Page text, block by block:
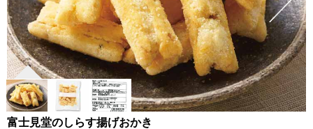
富士見堂のしらす揚げおかき